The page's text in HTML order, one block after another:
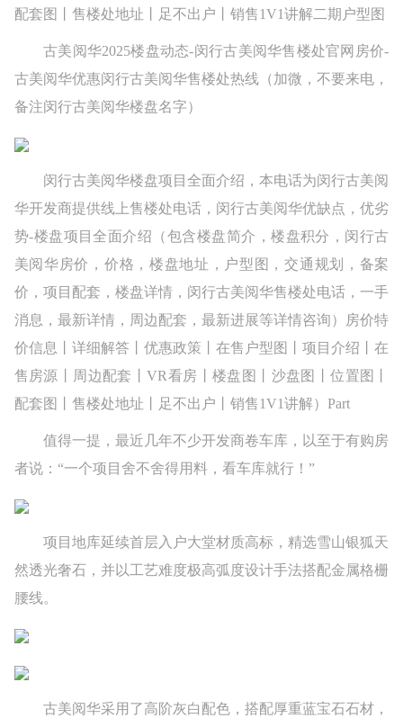
配套图丨售楼处地址丨足不出户丨销售1V1讲解二期户型图
古美阅华2025楼盘动态-闵行古美阅华售楼处官网房价-
古美阅华优惠闵行古美阅华售楼处热线（加微，不要来电，
备注闵行古美阅华楼盘名字）
闵行古美阅华楼盘项目全面介绍，本电话为闵行古美阅
华开发商提供线上售楼处电话，闵行古美阅华优缺点，优劣
势-楼盘项目全面介绍（包含楼盘简介，楼盘积分，闵行古
美阅华房价，价格，楼盘地址，户型图，交通规划，备案
价，项目配套，楼盘详情，闵行古美阅华售楼处电话，一手
消息，最新详情，周边配套，最新进展等详情咨询）房价特
价信息丨详细解答丨优惠政策丨在售户型图丨项目介绍丨在
售房源丨周边配套丨VR看房丨楼盘图丨沙盘图丨位置图丨
配套图丨售楼处地址丨足不出户丨销售1V1讲解）Part
值得一提，最近几年不少开发商卷车库，以至于有购房
者说：“一个项目舍不舍得用料，看车库就行！”
项目地库延续首层入户大堂材质高标，精选雪山银狐天
然透光奢石，并以工艺难度极高弧度设计手法搭配金属格栅
腰线。
古美阅华采用了高阶灰白配色，搭配厚重蓝宝石石材，